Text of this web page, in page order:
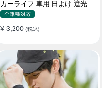
カーライフ 車用 日よけ 遮光
UVカット 通気
全車種対応
¥ 3,200 (税込)